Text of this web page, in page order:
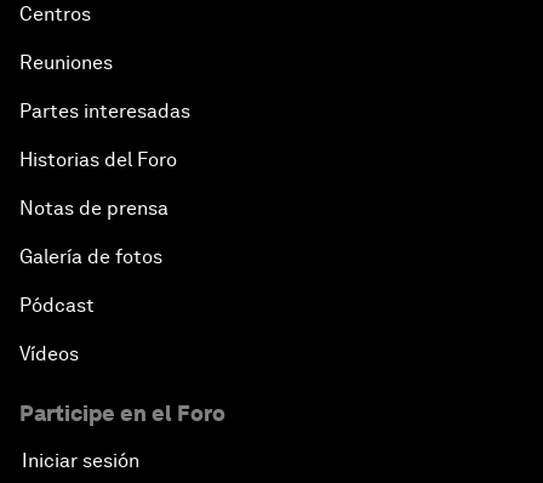
Centros
Reuniones
Partes interesadas
Historias del Foro
Notas de prensa
Galería de fotos
Pódcast
Vídeos
Participe en el Foro
Iniciar sesión